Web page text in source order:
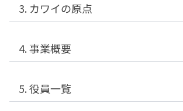
3. カワイの原点
4. 事業概要
5. 役員一覧